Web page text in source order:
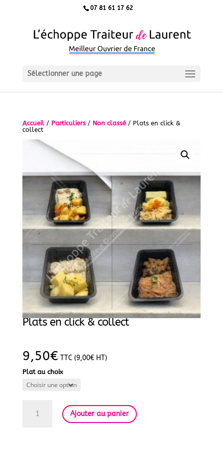
07 81 61 17 62
Sélectionner une page
Accueil/ Particuliers/ Non classé/ Plats en click &
collect
Plats en click & collect
9,50€ TTC (9,00€HT)
Plat au choix
Plats
Ajouter au panier